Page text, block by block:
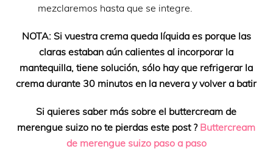
mezclaremos hasta que se integre.
NOTA: Si vuestra crema queda líquida es porque las
claras estaban aún calientes al incorporar la
mantequilla, tiene solución, sólo hay que refrigerar la
crema durante 30 minutos en la nevera y volver a batir
Si quieres saber más sobre el buttercream de
merengue suizo no te pierdas este post ? Buttercream
de merengue suizo paso a paso